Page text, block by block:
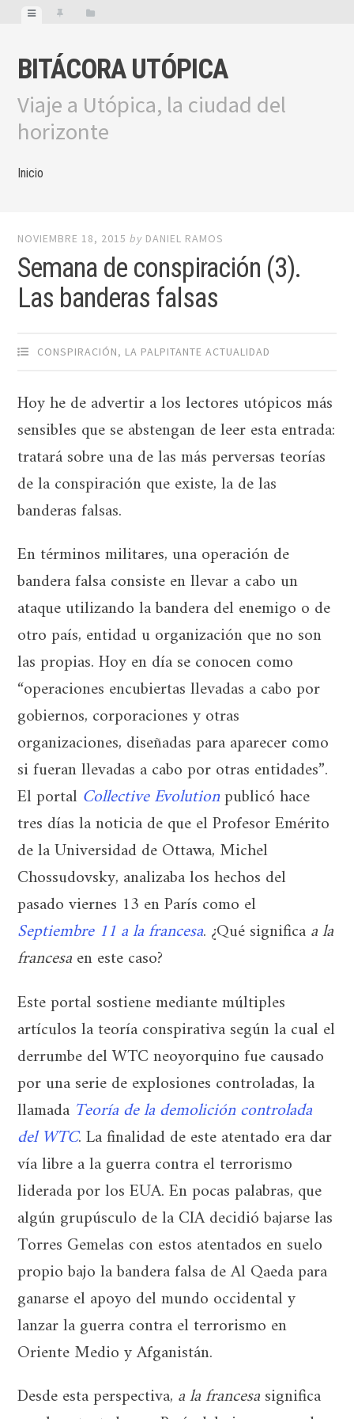
BITÁCORA UTÓPICA
Viaje a Utópica, la ciudad del
horizonte
Inicio
NOVIEMBRE 18, 2015 by DANIEL RAMOS
Semana de conspiración (3).
Las banderas falsas
CONSPIRACIÓN, LA PALPITANTE ACTUALIDAD
Hoy he de advertir a los lectores utópicos más
sensibles que se abstengan de leer esta entrada:
tratará sobre una de las más perversas teorías
de la conspiración que existe, la de las
banderas falsas.
En términos militares, una operación de
bandera falsa consiste en llevar a cabo un
ataque utilizando la bandera del enemigo o de
otro país, entidad u organización que no son
las propias. Hoy en día se conocen como
“operaciones encubiertas llevadas a cabo por
gobiernos, corporaciones y otras
organizaciones, diseñadas para aparecer como
si fueran llevadas a cabo por otras entidades”.
El portal Collective Evolutionpublicó hace
tres días la noticia de que el Profesor Emérito
de la Universidad de Ottawa, Michel
Chossudovsky, analizaba los hechos del
pasado viernes 13 en París como el
Septiembre 11 a la francesa. ¿Qué significaa la
francesaen este caso?
Este portal sostiene mediante múltiples
artículos la teoría conspirativa según la cual el
derrumbe del WTC neoyorquino fue causado
por una serie de explosiones controladas, la
llamada Teoría de la demolición controlada
del WTC. La finalidad de este atentado era dar
vía libre a la guerra contra el terrorismo
liderada por los EUA. En pocas palabras, que
algún grupúsculo de la CIA decidió bajarse las
Torres Gemelas con estos atentados en suelo
propio bajo la bandera falsa de Al Qaeda para
ganarse el apoyo del mundo occidental y
lanzar la guerra contra el terrorismo en
Oriente Medio y Afganistán.
Desde esta perspectiva, a la francesasignifica